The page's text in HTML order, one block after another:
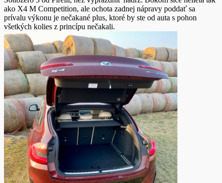
ako X4 M Competition, ale ochota zadnej nápravy poddať sa
prívalu výkonu je nečakané plus, ktoré by ste od auta s pohon
všetkých kolies z princípu nečakali.